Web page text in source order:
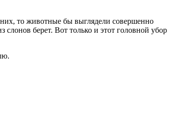
то животные бы выглядели совершенно
берет. Вот только и этот головной убор